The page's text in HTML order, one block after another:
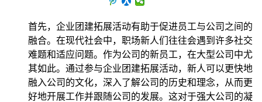
首先，企业团建拓展活动有助于促进员工与公司之间的
融合。在现代社会中，职场新人们往往会遇到许多社交
难题和适应问题。作为公司的新员工，在大型公司中尤
其如此。通过参与企业团建拓展活动，新人可以更快地
融入公司的文化，深入了解公司的历史和理念，从而更
好地开展工作并跟随公司的发展。这对于强大公司的凝